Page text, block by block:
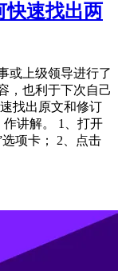
快速找出两
或上级领导进行了
，也利于下次自己
找出原文和修订
作讲解。 1、打开
项卡； 2、点击